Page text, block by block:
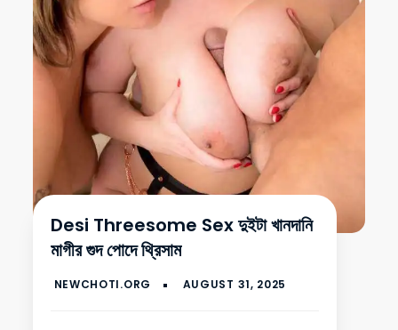
Desi Threesome Sex দুইটা খানদানি
মাগীর গুদ পোদে থ্রিসাম